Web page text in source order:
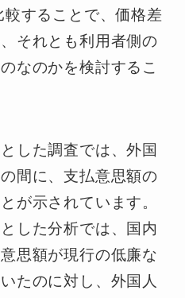
することで、価格差
それとも利用者側の
なのかを検討するこ
した調査では、外国
間に、支払意思額の
が示されています。
した分析では、国内
思額が現行の低廉な
たのに対し、外国人